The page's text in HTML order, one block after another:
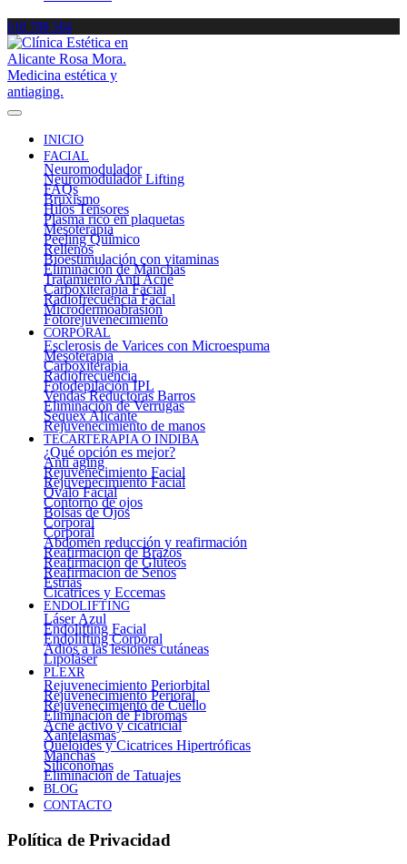
618 788 564
INICIO
FACIAL
Neuromodulador
Neuromodulador Lifting
FAQs
Bruxismo
Hilos Tensores
Plasma rico en plaquetas
Mesoterapia
Peeling Químico
Rellenos
Bioestimulación con vitaminas
Eliminación de Manchas
Tratamiento Anti Acné
Carboxiterapia Facial
Radiofrecuencia Facial
Microdermoabrasión
Fotorejuvenecimiento
CORPORAL
Esclerosis de Varices con Microespuma
Mesoterapia
Carboxiterapia
Radiofrecuencia
Fotodepilación IPL
Vendas Reductoras Barros
Eliminación de Verrugas
Sequex Alicante
Rejuvenecimiento de manos
TECARTERAPIA O INDIBA
¿Qué opción es mejor?
Anti aging
Rejuvenecimiento Facial
Rejuvenecimiento Facial
Óvalo Facial
Contorno de ojos
Bolsas de Ojos
Corporal
Corporal
Abdomen reducción y reafirmación
Reafirmación de Brazos
Reafirmación de Glúteos
Reafirmación de Senos
Estrías
Cicatrices y Eccemas
ENDOLIFTING
Láser Azul
Endolifting Facial
Endolifting Corporal
Adiós a las lesiones cutáneas
Lipoláser
PLEXR
Rejuvenecimiento Periorbital
Rejuvenecimiento Perioral
Rejuvenecimiento de Cuello
Eliminación de Fibromas
Acné activo y cicatricial
Xantelasmas
Queloides y Cicatrices Hipertróficas
Manchas
Siliconomas
Eliminación de Tatuajes
BLOG
CONTACTO
Política de Privacidad